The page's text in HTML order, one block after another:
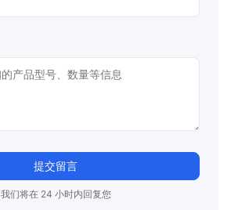
提交留言
我们将在 24 小时内回复您